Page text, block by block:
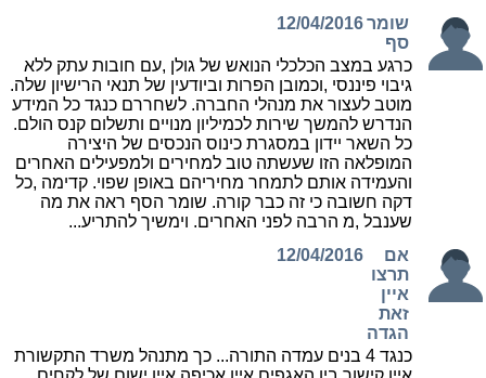
שומר
סף
12/04/2016
כרגע במצב הכלכלי הנואש של גולן ,עם חובות עתק ללא
גיבוי פיננסי ,וכמובן הפרות וביודעין של תנאי הרישיון שלה.
מוטב לעצור את מנהלי החברה. לשחררם כנגד כל המידע
הנדרש להמשך שירות לכמיליון מנויים ותשלום קנס הולם.
כל השאר יידון במסגרת כינוס הנכסים של היצירה
המופלאה הזו שעשתה טוב למחירים ולמפעילים האחרים
והעמידה אותם לתמחר מחיריהם באופן שפוי. קדימה ,כל
דקה חשובה כי זה כבר קורה. שומר הסף ראה את מה
שענבל ,מ הרבה לפני האחרים. וימשיך להתריע...
אם
תרצו
איין
זאת
הגדה
12/04/2016
כנגד 4 בנים עמדה התורה... כך מתנהל משרד התקשורת